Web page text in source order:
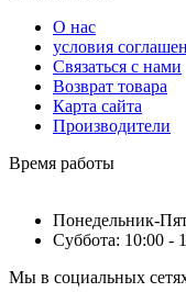
О нас
условия
Связаться с нами
Возврат товара
Карта сайта
Производители
Время работы
Понедельник-
Суббота: 10:00 -
Мы в социальных